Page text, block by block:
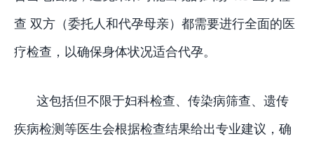
查 双方（委托人和代孕母亲）都需要进行全面的医
疗检查，以确保身体状况适合代孕。
这包括但不限于妇科检查、传染病筛查、遗传
疾病检测等医生会根据检查结果给出专业建议，确